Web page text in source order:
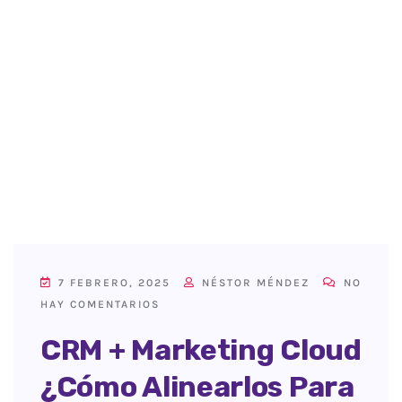
7 FEBRERO, 2025 NÉSTOR MÉNDEZ
NO
HAY COMENTARIOS
CRM + Marketing Cloud
¿Cómo Alinearlos Para